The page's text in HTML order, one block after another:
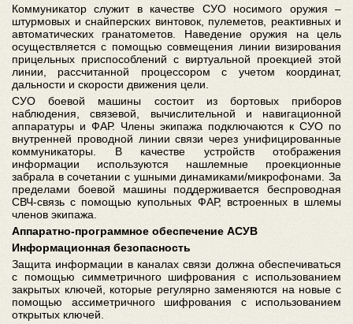
Коммуникатор служит в качестве СУО носимого оружия –
штурмовых и снайперских винтовок, пулеметов, реактивных и
автоматических гранатометов. Наведение оружия на цель
осуществляется с помощью совмещения линии визирования
прицельных приспособлений с виртуальной проекцией этой
линии, рассчитанной процессором с учетом координат,
дальности и скорости движения цели.
СУО боевой машины состоит из бортовых приборов
наблюдения, связевой, вычислительной и навигационной
аппаратуры и ФАР. Члены экипажа подключаются к СУО по
внутренней проводной линии связи через унифицированные
коммуникаторы. В качестве устройств отображения
информации используются нашлемные проекционные
забрала в сочетании с ушными динамиками/микрофонами. За
пределами боевой машины поддерживается беспроводная
СВЧ-связь с помощью купольных ФАР, встроенных в шлемы
членов экипажа.
Аппаратно-программное обеспечение АСУВ
Информационная безопасность
Защита информации в каналах связи должна обеспечиваться
с помощью симметричного шифрования с использованием
закрытых ключей, которые регулярно заменяются на новые с
помощью ассиметричного шифрования с использованием
открытых ключей.